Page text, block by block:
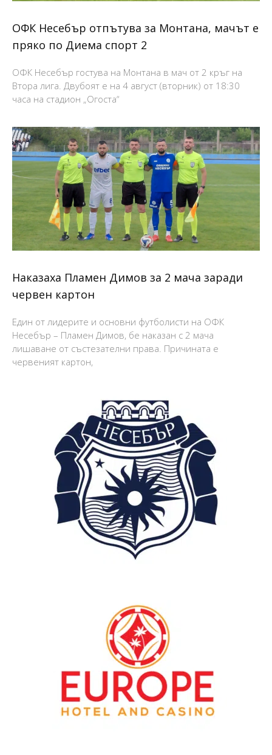
ОФК Несебър отпътува за Монтана, мачът е
пряко по Диема спорт 2
ОФК Несебър гостува на Монтана в мач от 2 кръг на
Втора лига. Двубоят е на 4 август (вторник) от 18:30
часа на стадион „Огоста“
Наказаха Пламен Димов за 2 мача заради
червен картон
Един от лидерите и основни футболисти на ОФК
Несебър – Пламен Димов, бе наказан с 2 мача
лишаване от състезателни права. Причината е
червеният картон,